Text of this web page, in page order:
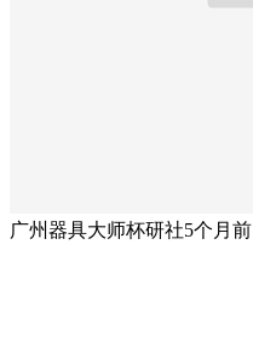
广州器具大师杯研社5个月前